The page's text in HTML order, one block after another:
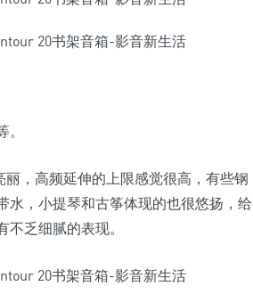
，高频延伸的上限感觉很高，有些钢
水，小提琴和古筝体现的也很悠扬，给
乏细腻的表现。